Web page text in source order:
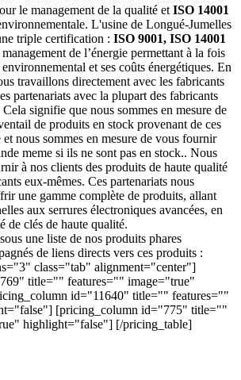
le management de la qualité et ISO 14001
L'usine de Longué-Jumelles
triple certification : ISO 9001, ISO 14001
de l’énergie permettant à la fois
et ses coûts énergétiques. En
travaillons directement avec les fabricants
partenariats avec la plupart des fabricants
signifie que nous sommes en mesure de
de produits en stock provenant de ces
nous sommes en mesure de vous fournir
meme si ils ne sont pas en stock.. Nous
à nos clients des produits de haute qualité
eux-mêmes. Ces partenariats nous
une gamme complète de produits, allant
aux serrures électroniques avancées, en
de clés de haute qualité.
une liste de nos produits phares
de liens directs vers ces produits :
class="tab" alignment="center"]
title="" features="" image="true"
id="11640" title="" features=""
[pricing_column id="775" title=""
highlight="false"] [/pricing_table]